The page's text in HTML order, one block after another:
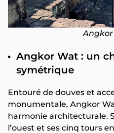
Angkor
Angkor Wat : un
symétrique
Entouré de douves et
monumentale, Angkor
harmonie architecturale.
l’ouest et ses cinq tours